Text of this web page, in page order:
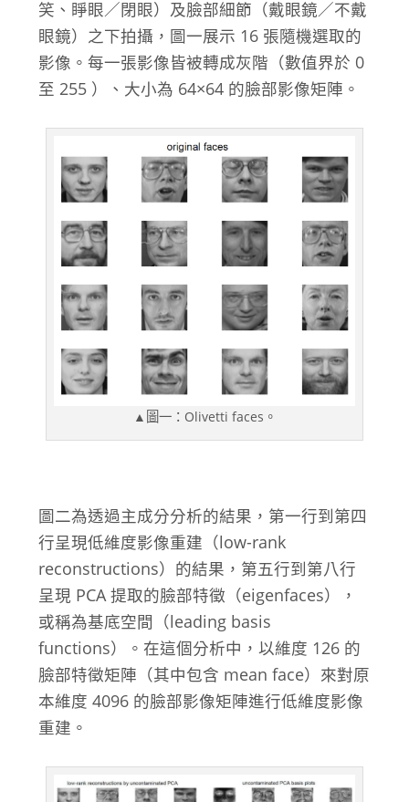
笑、睜眼／閉眼）及臉部細節（戴眼鏡／不戴
眼鏡）之下拍攝，圖一展示 16 張隨機選取的
影像。每一張影像皆被轉成灰階（數值界於 0
至 255 ）、大小為 64×64 的臉部影像矩陣。
▲圖一：Olivetti faces。
圖二為透過主成分分析的結果，第一行到第四
行呈現低維度影像重建（low-rank
reconstructions）的結果，第五行到第八行
呈現 PCA 提取的臉部特徵（eigenfaces），
或稱為基底空間（leading basis
functions）。在這個分析中，以維度 126 的
臉部特徵矩陣（其中包含 mean face）來對原
本維度 4096 的臉部影像矩陣進行低維度影像
重建。